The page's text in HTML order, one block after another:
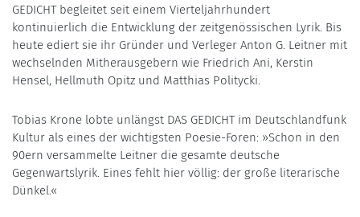
GEDICHT begleitet seit einem Vierteljahrhundert
kontinuierlich die Entwicklung der zeitgenössischen Lyrik. Bis
heute ediert sie ihr Gründer und Verleger Anton G. Leitner mit
wechselnden Mitherausgebern wie Friedrich Ani, Kerstin
Hensel, Hellmuth Opitz und Matthias Politycki.
Tobias Krone lobte unlängst DAS GEDICHT im Deutschlandfunk
Kultur als eines der wichtigsten Poesie-Foren: »Schon in den
90ern versammelte Leitner die gesamte deutsche
Gegenwartslyrik. Eines fehlt hier völlig: der große literarische
Dünkel.«